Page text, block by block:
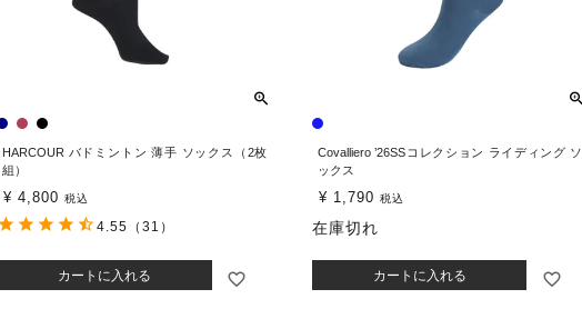
HARCOUR バドミントン 薄手 ソックス（2枚
組）
¥ 4,800 税込
カートに入れる
4.55 （31）
Covalliero ’26SSコレクション ライディング ソ
ックス
¥ 1,790 税込
在庫切れ
カートに入れる